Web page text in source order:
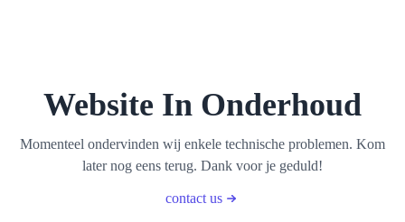
Website In Onderhoud
Momenteel ondervinden wij enkele technische problemen. Kom
later nog eens terug. Dank voor je geduld!
contact us